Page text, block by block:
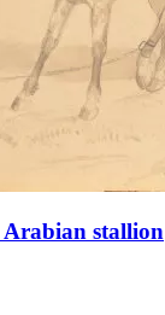
stallion